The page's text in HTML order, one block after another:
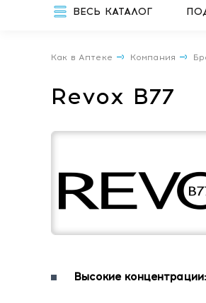
ВЕСЬ КАТАЛОГ
Как в Аптеке Компания
Revox B77
Высокие концентрации: